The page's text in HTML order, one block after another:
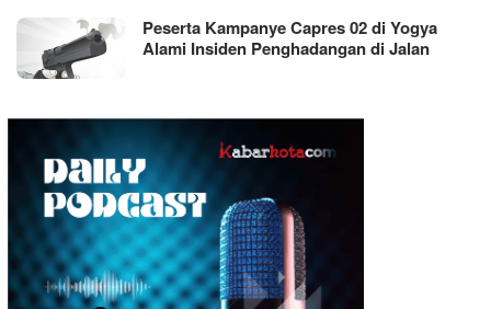
Peserta Kampanye Capres 02 di Yogya
Alami Insiden Penghadangan di Jalan